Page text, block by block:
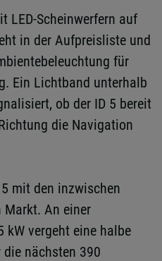
LED-Scheinwerfern auf
in der Aufpreisliste und
für
Ein Lichtband unterhalb
ob der ID 5 bereit
die Navigation
mit den inzwischen
Markt. An einer
vergeht eine halbe
die nächsten 390